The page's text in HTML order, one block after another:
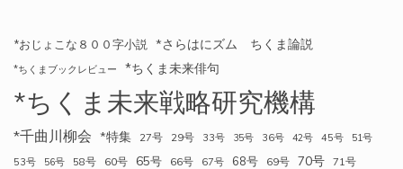
*おじょこな８００字小説 *さらはにズム ちくま論説
*ちくまブックレビュー *ちくま未来俳句
*ちくま未来戦略研究機構
*千曲川柳会 *特集 27号 29号 33号 35号 36号 42号 45号
51号
53号
56号 58号 60号 65号 66号 67号 68号 69号 70号 71号